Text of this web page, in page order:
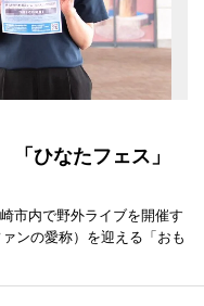
ひなたフェス」
市内で野外ライブを開催す
ンの愛称）を迎える「おも